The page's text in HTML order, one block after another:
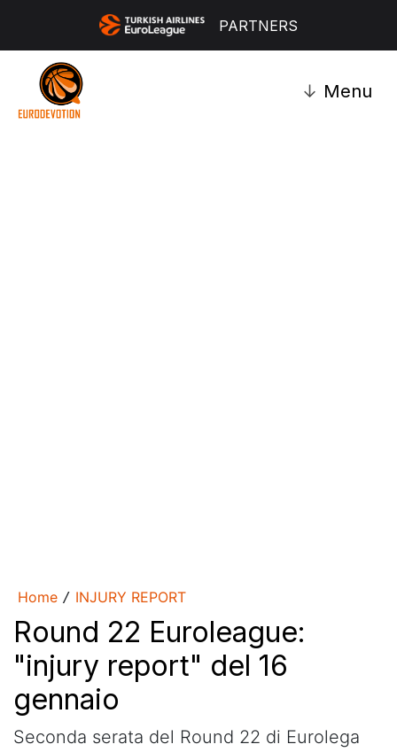
PARTNERS
↓ Menu
Home / INJURY REPORT
Round 22 Euroleague:
"injury report" del 16
gennaio
Seconda serata del Round 22 di Eurolega